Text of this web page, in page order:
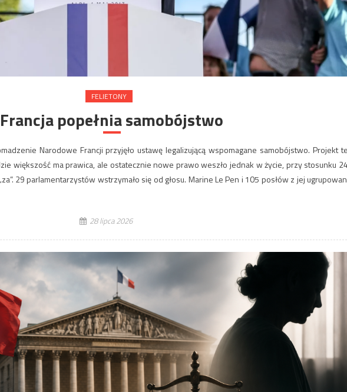
FELIETONY
Francja popełnia samobójstwo
Narodowe Francji przyjęło ustawę legalizującą wspomagane samobójstwo. Projekt
większość ma prawica, ale ostatecznie nowe prawo weszło jednak w życie, przy stosunku
29 parlamentarzystów wstrzymało się od głosu. Marine Le Pen i 105 posłów z jej
28 lipca 2026